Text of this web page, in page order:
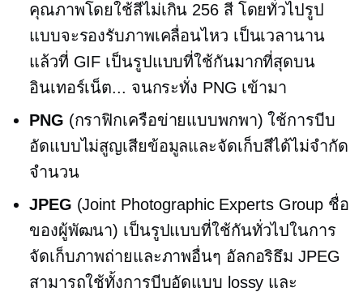
คุณภาพโดยใช้สีไม่เกิน 256 สี โดยทั่วไปรูป
แบบจะรองรับภาพเคลื่อนไหว เป็นเวลานาน
แล้วที่ GIF เป็นรูปแบบที่ใช้กันมากที่สุดบน
อินเทอร์เน็ต... จนกระทั่ง PNG เข้ามา
PNG (กราฟิกเครือข่ายแบบพกพา) ใช้การบีบ
อัดแบบไม่สูญเสียข้อมูลและจัดเก็บสีได้ไม่จำกัด
จำนวน
JPEG (Joint Photographic Experts Group ชื่อ
ของผู้พัฒนา) เป็นรูปแบบที่ใช้กันทั่วไปในการ
จัดเก็บภาพถ่ายและภาพอื่นๆ อัลกอริธึม JPEG
สามารถใช้ทั้งการบีบอัดแบบ lossy และ